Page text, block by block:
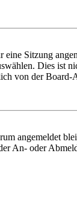
Sitzung
Dies ist
von der Board-
angemeldet
An- oder